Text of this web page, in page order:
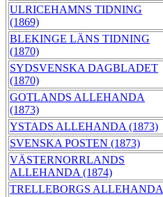
ULRICEHAMNS TIDNING
(1869)
BLEKINGE LÄNS TIDNING
(1870)
SYDSVENSKA DAGBLADET
(1870)
GOTLANDS ALLEHANDA
(1873)
YSTADS ALLEHANDA (1873)
SVENSKA POSTEN (1873)
VÄSTERNORRLANDS
ALLEHANDA (1874)
TRELLEBORGS ALLEHANDA